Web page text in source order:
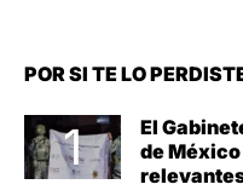
POR SI TE LO
El
de